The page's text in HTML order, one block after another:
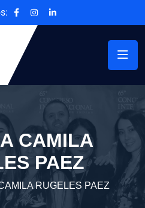
CAMILA
PAEZ
RUGELES PAEZ